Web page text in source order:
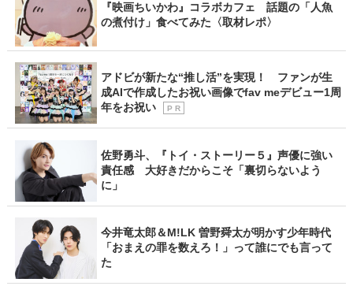
『映画ちいかわ』コラボカフェ 話題の「人魚
の煮付け」食べてみた〈取材レポ〉
アドビが新たな“推し活”を実現！ ファンが生
成AIで作成したお祝い画像でfav meデビュー1周
年をお祝い
P R
佐野勇斗、『トイ・ストーリー５』声優に強い
責任感 大好きだからこそ「裏切らないよう
に」
今井竜太郎＆M!LK 曽野舜太が明かす少年時代
「おまえの罪を数えろ！」って誰にでも言って
た